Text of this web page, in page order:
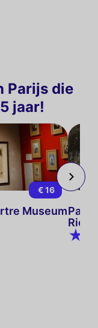
Parijs die
jaar!
€ 16
Museum